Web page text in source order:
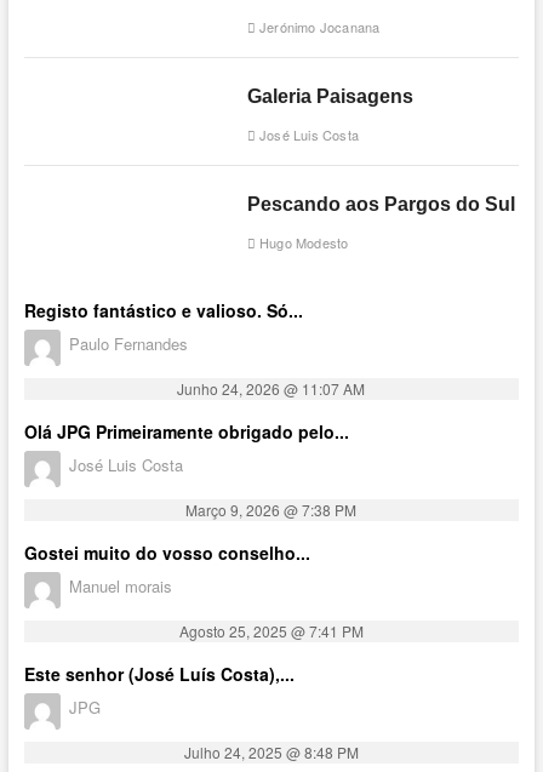
Jerónimo Jocanana
Galeria Paisagens
José Luis Costa
Pescando aos Pargos do Sul
Hugo Modesto
Registo fantástico e valioso. Só...
Paulo Fernandes
Junho 24, 2026 @ 11:07 AM
Olá JPG Primeiramente obrigado pelo...
José Luis Costa
Março 9, 2026 @ 7:38 PM
Gostei muito do vosso conselho...
Manuel morais
Agosto 25, 2025 @ 7:41 PM
Este senhor (José Luís Costa),...
JPG
Julho 24, 2025 @ 8:48 PM